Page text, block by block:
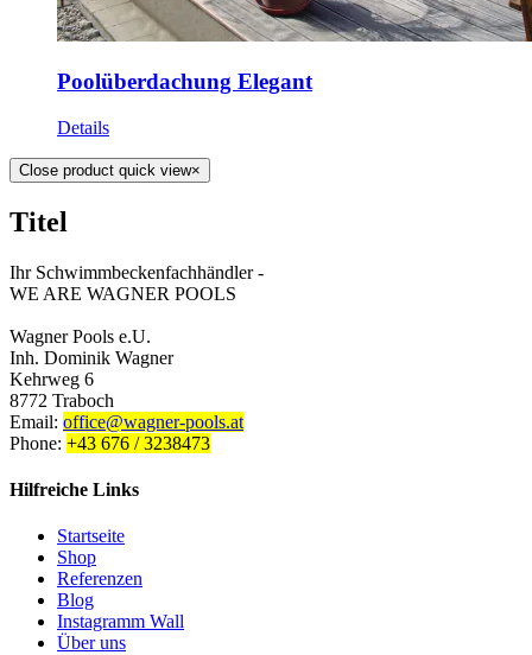
Poolüberdachung Elegant
Details
Close product quick view×
Titel
Ihr Schwimmbeckenfachhändler -
WE ARE WAGNER POOLS
Wagner Pools e.U.
Inh. Dominik Wagner
Kehrweg 6
8772 Traboch
Email: office@wagner-pools.at
Phone: +43 676 / 3238473
Hilfreiche Links
Startseite
Shop
Referenzen
Blog
Instagramm Wall
Über uns